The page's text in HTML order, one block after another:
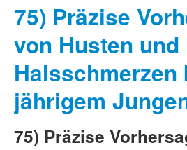
75) Präzise
von Husten und
Halsschmerzen
jährigem
75) Präzise